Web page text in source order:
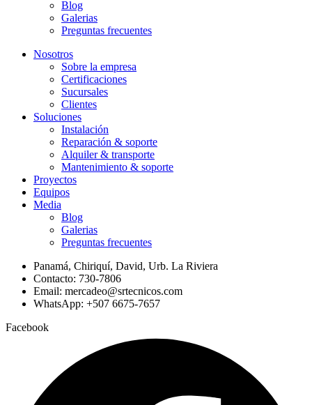
Blog
Galerias
Preguntas frecuentes
Nosotros
Sobre la empresa
Certificaciones
Sucursales
Clientes
Soluciones
Instalación
Reparación & soporte
Alquiler & transporte
Mantenimiento & soporte
Proyectos
Equipos
Media
Blog
Galerias
Preguntas frecuentes
Panamá, Chiriquí, David, Urb. La Riviera
Contacto: 730-7806
Email: mercadeo@srtecnicos.com
WhatsApp: +507 6675-7657
Facebook